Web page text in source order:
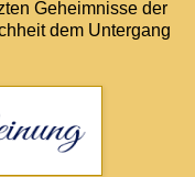
Geheimnisse der
dem Untergang